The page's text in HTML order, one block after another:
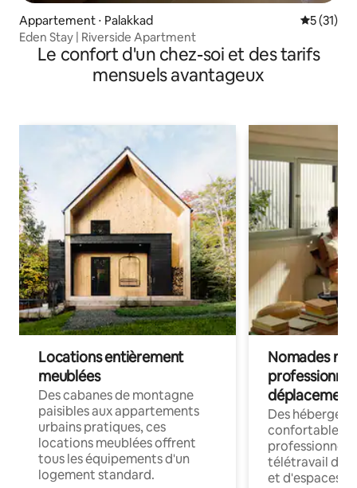
Appartement ⋅ Palakkad
5 (31)
Eden Stay | Riverside Apartment
Le confort d'un chez-soi et des tarifs
mensuels avantageux
Locations entièrement
meublées
Des cabanes de montagne
paisibles aux appartements
urbains pratiques, ces
locations meublées offrent
tous les équipements d'un
logement standard.
Nomades
déplacement
Des
confortables
professionnels
télétravail
et d'espaces